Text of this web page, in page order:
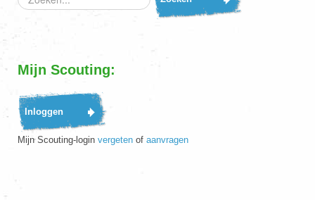
Mijn Scouting:
Mijn Scouting-login vergeten of aanvragen